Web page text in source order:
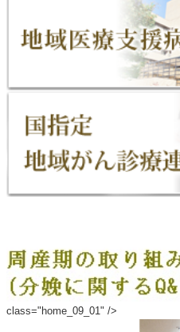
class="home_09_01" />